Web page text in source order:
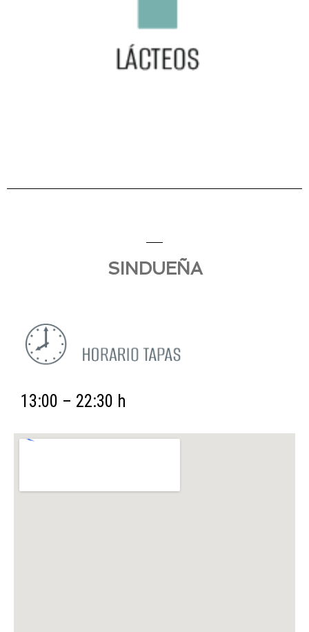
SINDUEÑA
13:00 – 22:30 h